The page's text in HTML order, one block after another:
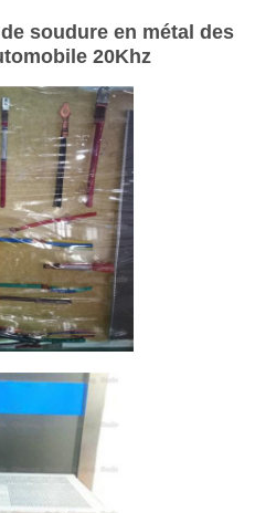
soudure en métal des
20Khz